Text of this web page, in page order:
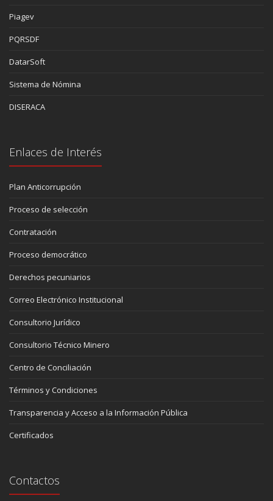
Piagev
PQRSDF
DatarSoft
Sistema de Nómina
DISERACA
Enlaces de Interés
Plan Anticorrupción
Proceso de selección
Contratación
Proceso democrático
Derechos pecuniarios
Correo Electrónico Institucional
Consultorio Jurídico
Consultorio Técnico Minero
Centro de Conciliación
Términos y Condiciones
Transparencia y Acceso a la Información Pública
Certificados
Contactos